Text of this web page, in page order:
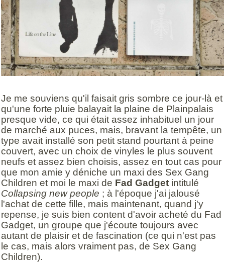
Je me souviens qu'il faisait gris sombre ce jour-là et
qu'une forte pluie balayait la plaine de Plainpalais
presque vide, ce qui était assez inhabituel un jour
de marché aux puces, mais, bravant la tempête, un
type avait installé son petit stand pourtant à peine
couvert, avec un choix de vinyles le plus souvent
neufs et assez bien choisis, assez en tout cas pour
que mon amie y déniche un maxi des Sex Gang
Children et moi le maxi de Fad Gadget intitulé
Collapsing new people ; à l'époque j'ai jalousé
l'achat de cette fille, mais maintenant, quand j'y
repense, je suis bien content d'avoir acheté du Fad
Gadget, un groupe que j'écoute toujours avec
autant de plaisir et de fascination (ce qui n'est pas
le cas, mais alors vraiment pas, de Sex Gang
Children).